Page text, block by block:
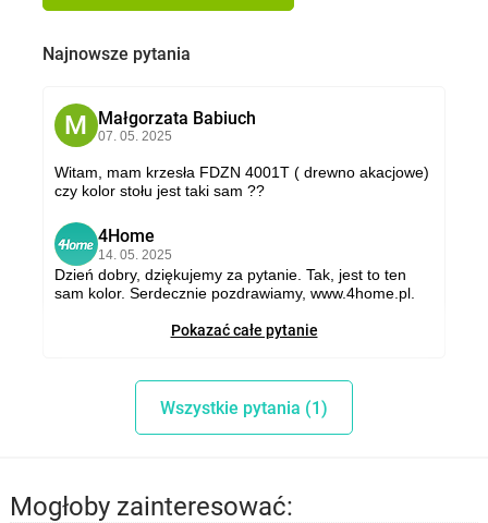
Najnowsze pytania
M Małgorzata Babiuch
07. 05. 2025
Witam, mam krzesła FDZN 4001T ( drewno akacjowe)
czy kolor stołu jest taki sam ??
4 4Home
14. 05. 2025
Dzień dobry, dziękujemy za pytanie. Tak, jest to ten
sam kolor. Serdecznie pozdrawiamy, www.4home.pl.
Pokazać całe pytanie
Wszystkie pytania (1)
Mogłoby zainteresować: